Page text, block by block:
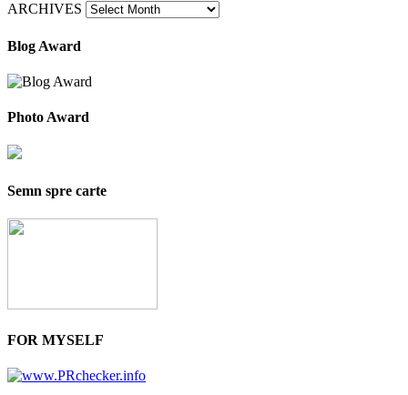
ARCHIVES
Blog Award
Photo Award
Semn spre carte
FOR MYSELF